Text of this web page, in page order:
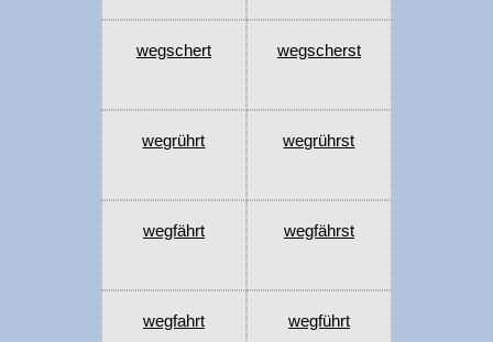
wegschert wegscherst
wegrührt wegrührst
wegfährt wegfährst
wegfahrt wegführt